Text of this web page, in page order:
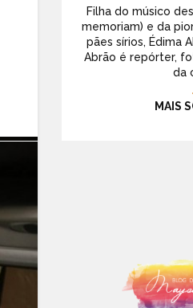
Filha do músico
memoriam) e da
pães sírios, Édima
Abrão é repórter,
da
MAIS